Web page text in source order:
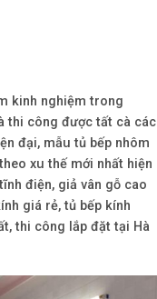
kinh nghiệm trong
thi công được tất cà các
đại, mẫu tủ bếp nhôm
xu thế mới nhất hiện
điện, giả vân gỗ cao
giá rẻ, tủ bếp kính
thi công lắp đặt tại Hà